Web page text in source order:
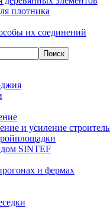
плотника
их соединений
и усиление
SINTEF
и фермах